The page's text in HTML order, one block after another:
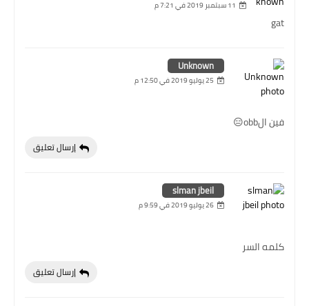
11 سبتمبر 2019 في 7:21 م
gat
Unknown
25 يوليو 2019 في 12:50 م
فين الobb😑
إرسال تعليق
slman jbeil
26 يوليو 2019 في 9:59 م
كلمه السر
إرسال تعليق